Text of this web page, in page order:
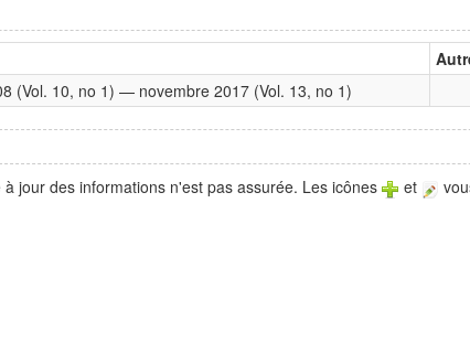
(Vol. 10, no 1) — novembre 2017 (Vol. 13, no 1)
jour des informations n'est pas assurée. Les icônes et